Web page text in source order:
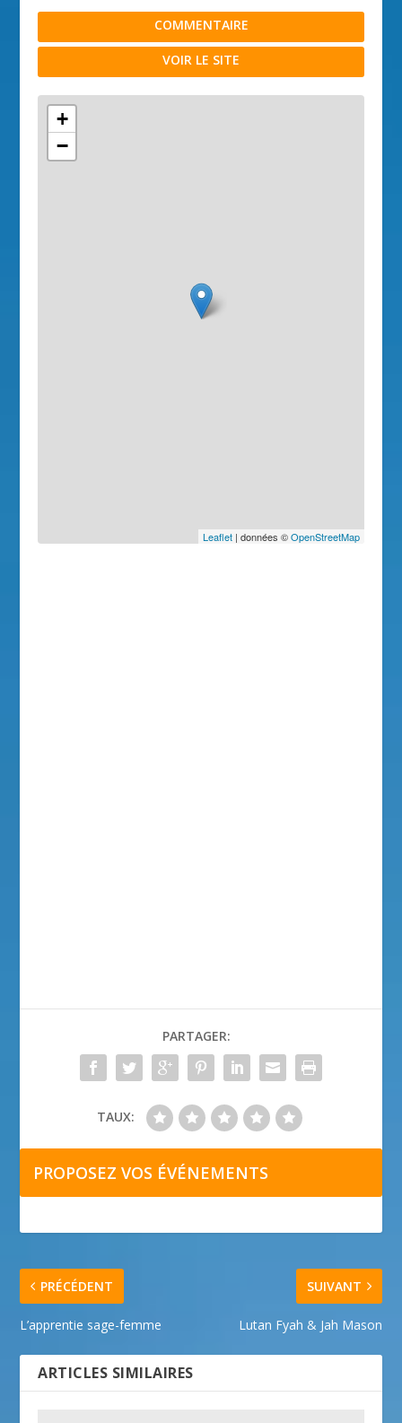
COMMENTAIRE
VOIR LE SITE
+
−
Leaflet| données ©OpenStreetMap
PARTAGER:
TAUX:
PROPOSEZ VOS ÉVÉNEMENTS
PRÉCÉDENT
L’apprentie sage-femme
SUIVANT
Lutan Fyah & Jah Mason
ARTICLES SIMILAIRES